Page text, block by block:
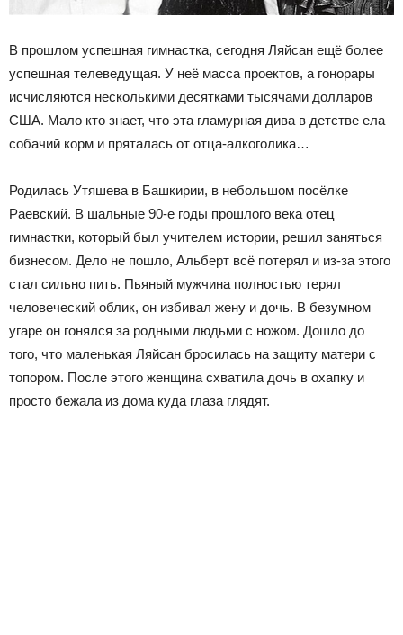
В прошлом успешная гимнастка, сегодня Ляйсан ещё более
успешная телеведущая. У неё масса проектов, а гонорары
исчисляются несколькими десятками тысячами долларов
США. Мало кто знает, что эта гламурная дива в детстве ела
собачий корм и пряталась от отца-алкоголика…
Родилась Утяшева в Башкирии, в небольшом посёлке
Раевский. В шальные 90-е годы прошлого века отец
гимнастки, который был учителем истории, решил заняться
бизнесом. Дело не пошло, Альберт всё потерял и из-за этого
стал сильно пить. Пьяный мужчина полностью терял
человеческий облик, он избивал жену и дочь. В безумном
угаре он гонялся за родными людьми с ножом. Дошло до
того, что маленькая Ляйсан бросилась на защиту матери с
топором. После этого женщина схватила дочь в охапку и
просто бежала из дома куда глаза глядят.